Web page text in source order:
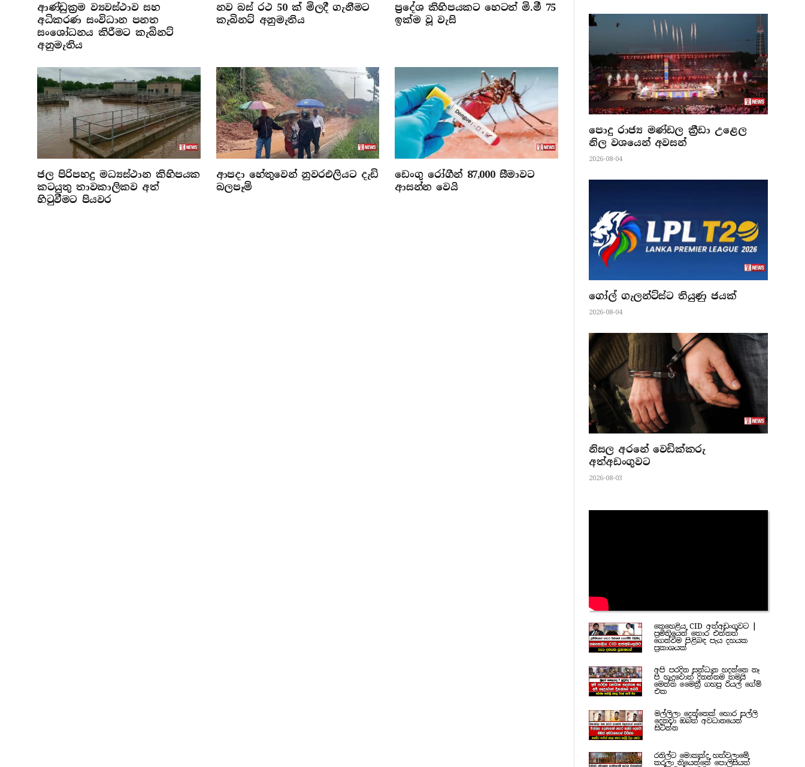
ආණ්ඩුක්‍රම ව්‍යවස්ථාව සහ
අධිකරණ සංවිධාන පනත
සංශෝධනය කිරීමට කැබිනට්
අනුමැතිය
නව බස් රථ 50 ක් මිලදී ගැනීමට
කැබිනට් අනුමැතිය
ප්‍රදේශ කිහිපයකට හෙටත් මි.මී 75
ඉක්ම වූ වැසි
ජල පිරිපහදු මධ්‍යස්ථාන කිහිපයක
කටයුතු තාවකාලිකව අත්
හිටුවීමට පියවර
ආපදා හේතුවෙන් නුවරඑලියට දැඩි
බලපෑම්
ඩෙංගු රෝගීන් 87,000 සීමාවට
ආසන්න වෙයි
පොදු රාජ්‍ය මණ්ඩල ක්‍රීඩා උළෙල
නිල වශයෙන් අවසන්
2026-08-04
ගෝල් ගැලන්ට්ස්ට තියුණු ජයක්
2026-08-04
නිසල අරනේ වෙඩික්කරු
අත්අඩංගුවට
2026-08-03
කෙහෙළිය CID අත්අඩංගුවට |
ප්‍රමිතියෙන් තොර එන්නත්
ගෙන්වීම පිළිබඳ පැය දහයක
ප්‍රකාශයක්
අපි පරදින සන්ධාන හදන්නෙ නෑ
පි හැදුවොත් දිනන්නම තමයි
මෙන්න මෛත්‍රී ගහපු රියල් ගේම්
එක
මල්ලිලා දෙන්නෙක් හොර සල්ලි
දෙනවා ඔබත් අවධානයෙන්
සිටින්න
රනිල්ට මොකක්ද හත්වලාමේ
කරලා තියෙන්නේ පොලිසියත්